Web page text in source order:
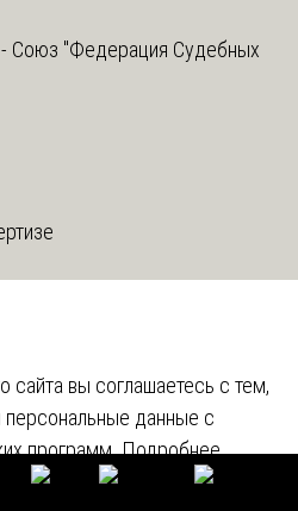
Союз "Федерация Судебных
вы соглашаетесь с тем,
данные с
программ.Подробнее